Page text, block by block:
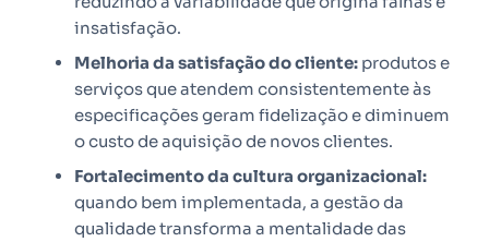
insatisfação.
Melhoria da satisfação do cliente: produtos e
serviços que atendem consistentemente às
especificações geram fidelização e diminuem
o custo de aquisição de novos clientes.
Fortalecimento da cultura organizacional:
quando bem implementada, a gestão da
qualidade transforma a mentalidade das